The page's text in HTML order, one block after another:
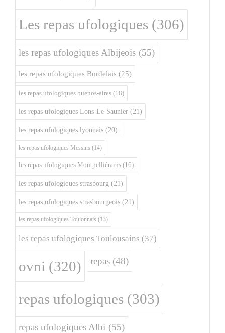
Les repas ufologiques (306)
les repas ufologiques Albijeois (55)
les repas ufologiques Bordelais (25)
les repas ufologiques buenos-aires (18)
les repas ufologiques Lons-Le-Saunier (21)
les repas ufologiques lyonnais (20)
les repas ufologiques Messins (14)
les repas ufologiques Montpelliérains (16)
les repas ufologiques strasbourg (21)
les repas ufologiques strasbourgeois (21)
les repas ufologiques Toulonnais (13)
les repas ufologiques Toulousains (37)
ovni (320) repas (48)
repas ufologiques (303)
repas ufologiques Albi (55)